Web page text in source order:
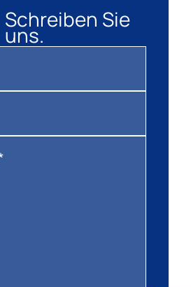
Schreiben Sie
uns.